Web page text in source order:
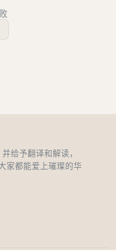
给予翻译和解读，
家都能爱上璀璨的华